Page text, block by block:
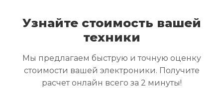
Узнайте стоимость вашей
техники
Мы предлагаем быструю и точную оценку
стоимости вашей электроники. Получите
расчет онлайн всего за 2 минуты!